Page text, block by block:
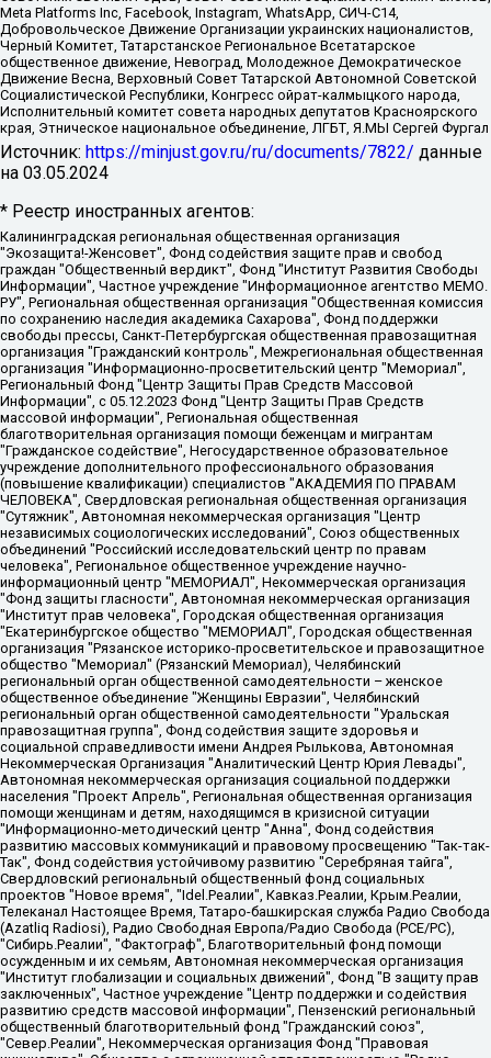
Meta Platforms Inc, Facebook, Instagram, WhatsApp, СИЧ-С14,
Добровольческое Движение Организации украинских националистов,
Черный Комитет, Татарстанское Региональное Всетатарское
общественное движение, Невоград, Молодежное Демократическое
Движение Весна, Верховный Совет Татарской Автономной Советской
Социалистической Республики, Конгресс ойрат-калмыцкого народа,
Исполнительный комитет совета народных депутатов Красноярского
края, Этническое национальное объединение, ЛГБТ, Я.МЫ Сергей Фургал
Источник: https://minjust.gov.ru/ru/documents/7822/ данные
на 03.05.2024
* Реестр иностранных агентов:
Калининградская региональная общественная организация "Экозащита!-Женсовет", Фонд содействия защите прав и свобод граждан "Общественный вердикт", Фонд "Институт Развития Свободы Информации", Частное учреждение "Информационное агентство МЕМО. РУ", Региональная общественная организация "Общественная комиссия по сохранению наследия академика Сахарова", Фонд поддержки свободы прессы, Санкт-Петербургская общественная правозащитная организация "Гражданский контроль", Межрегиональная общественная организация "Информационно-просветительский центр "Мемориал", Региональный Фонд "Центр Защиты Прав Средств Массовой Информации", с 05.12.2023 Фонд "Центр Защиты Прав Средств массовой информации", Региональная общественная благотворительная организация помощи беженцам и мигрантам "Гражданское содействие", Негосударственное образовательное учреждение дополнительного профессионального образования (повышение квалификации) специалистов "АКАДЕМИЯ ПО ПРАВАМ ЧЕЛОВЕКА", Свердловская региональная общественная организация "Сутяжник", Автономная некоммерческая организация "Центр независимых социологических исследований", Союз общественных объединений "Российский исследовательский центр по правам человека", Региональное общественное учреждение научно-информационный центр "МЕМОРИАЛ", Некоммерческая организация "Фонд защиты гласности", Автономная некоммерческая организация "Институт прав человека", Городская общественная организация "Екатеринбургское общество "МЕМОРИАЛ", Городская общественная организация "Рязанское историко-просветительское и правозащитное общество "Мемориал" (Рязанский Мемориал), Челябинский региональный орган общественной самодеятельности – женское общественное объединение "Женщины Евразии", Челябинский региональный орган общественной самодеятельности "Уральская правозащитная группа", Фонд содействия защите здоровья и социальной справедливости имени Андрея Рылькова, Автономная Некоммерческая Организация "Аналитический Центр Юрия Левады", Автономная некоммерческая организация социальной поддержки населения "Проект Апрель", Региональная общественная организация помощи женщинам и детям, находящимся в кризисной ситуации "Информационно-методический центр "Анна", Фонд содействия развитию массовых коммуникаций и правовому просвещению "Так-так-Так", Фонд содействия устойчивому развитию "Серебряная тайга", Свердловский региональный общественный фонд социальных проектов "Новое время", "Idel.Реалии", Кавказ.Реалии, Крым.Реалии, Телеканал Настоящее Время, Татаро-башкирская служба Радио Свобода (Azatliq Radiosi), Радио Свободная Европа/Радио Свобода (PCE/PC), "Сибирь.Реалии", "Фактограф", Благотворительный фонд помощи осужденным и их семьям, Автономная некоммерческая организация "Институт глобализации и социальных движений", Фонд "В защиту прав заключенных", Частное учреждение "Центр поддержки и содействия развитию средств массовой информации", Пензенский региональный общественный благотворительный фонд "Гражданский союз", "Север.Реалии", Некоммерческая организация Фонд "Правовая инициатива", Общество с ограниченной ответственностью "Радио Свободная Европа/Радио Свобода", Чешское информационное агентство "MEDIUM-ORIENT", Красноярская региональная общественная организация "Мы против СПИДа", Камалягин Денис Николаевич, Маркелов Сергей Евгеньевич, Пономарев Лев Александрович, Савицкая Людмила Алексеевна, Автономная некоммерческая организация "Центр по работе с проблемой насилия "НАСИЛИЮ.НЕТ", Межрегиональный профессиональный союз работников здравоохранения "Альянс врачей", Юридическое лицо, зарегистрированное в Латвийской Республике, SIA "Medusa Project" (регистрационный номер 40103797863, дата регистрации 10.06.2014), Некоммерческая организация "Фонд по борьбе с коррупцией", Автономная некоммерческая организация "Институт права и публичной политики", Баданин Роман Сергеевич, Гликин Максим Александрович, Железнова Мария Михайловна, Лукьянова Юлия Сергеевна, Маетная Елизавета Витальевна, Маняхин Петр Борисович, Чуракова Ольга Владимировна, Ярош Юлия Петровна, Юридическое лицо "The Insider SIA", зарегистрированное в Риге, Латвийская Республика (дата регистрации 26.06.2015), являющееся администратором доменного имени интернет-издания "The Insider SIA", https://theins.ru, Постернак Алексей Евгеньевич, Рубин Михаил Аркадьевич, Анин Роман Александрович, Юридическое лицо Istories fonds, зарегистрированное в Латвийской Республике (регистрационный номер 50008295751, дата регистрации 24.02.2020), Великовский Дмитрий Александрович, Долинина Ирина Николаевна, Мароховская Алеся Алексеевна, Шлейнов Роман Юрьевич, Шмагун Олеся Валентиновна, Общество с ограниченной ответственностью "Альтаир 2021", Общество с ограниченной ответственностью "Вега 2021", Общество с ограниченной ответственностью "Главный редактор 2021", Общество с ограниченной ответственностью "Ромашки монолит", Важенков Артем Валерьевич, Ивановская областная общественная организация "Центр гендерных исследований", Гурман Юрий Альбертович, Медиапроект "ОВД-Инфо", Егоров Владимир Владимирович, Жилинский Владимир Александрович, Общество с ограниченной ответственностью "ЗП", Иванова София Юрьевна, Карезина Инна Павловна, Кильтау Екатерина Викторовна, Петров Алексей Викторович, Пискунов Сергей Евгеньевич, Смирнов Сергей Сергеевич, Тихонов Михаил Сергеевич, Общество с ограниченной ответственностью "ЖУРНАЛИСТ-ИНОСТРАННЫЙ АГЕНТ", Арапова Галина Юрьевна, Вольтская Татьяна Анатольевна, Американская компания "Mason G.E.S. Anonymous Foundation" (США), являющаяся владельцем интернет-издания https://mnews.world/, Компания "Stichting Bellingcat", зарегистрированная в Нидерландах (дата регистрации 11.07.2018), Захаров Андрей Вячеславович, Клепиковская Екатерина Дмитриевна, Общество с ограниченной ответственностью "МЕМО", Перл Роман Александрович, Симонов Евгений Алексеевич, Соловьева Елена Анатольевна, Сотников Даниил Владимирович, Сурначева Елизавета Дмитриевна, Автономная некоммерческая организация по защите прав человека и информированию населения "Якутия – Наше Мнение", Общество с ограниченной ответственностью "Москоу диджитал медиа", с 26.01.2023 Общество с ограниченной ответственностью "Чайка Белые сады", Ветошкина Валерия Валерьевна, Заговора Максим Александрович, Межрегиональное общественное движение "Российская ЛГБТ - сеть", Оленичев Максим Владимирович, Павлов Иван Юрьевич, Скворцова Елена Сергеевна, Общество с ограниченной ответственностью "Как бы инагент", Кочетков Игорь Викторович, Общество с ограниченной ответственностью "Честные выборы", Еланчик Олег Александрович, Общество с ограниченной ответственностью "Нобелевский призыв", Гималова Регина Эмилевна, Григорьев Андрей Валерьевич, Григорьева Алина Александровна, Ассоциация по содействию защите прав призывников, альтернативнослужащих и военнослужащих "Правозащитная группа "Гражданин.Армия.Право", Хисамова Регина Фаритовна, Автономная некоммерческая организация по реализации социально-правовых программ "Лилит", Дальневосточное общественное движение "Маяк", Санкт-Петербургская ЛГБТ-инициативная группа "Выход", Инициативная группа ЛГБТ+ "Реверс", Алексеев Андрей Викторович, Бекбулатова Таисия Львовна, Беляев Иван Михайлович, Владыкина Елена Сергеевна, Гельман Марат Александрович, Никульшина Вероника Юрьевна, Толоконникова Надежда Андреевна, Шендерович Виктор Анатольевич, Общество с ограниченной ответственностью "Данное сообщение", Общество с ограниченной ответственностью Издательский дом "Новая глава", Айнбиндер Александра Александровна, Московский комьюнити-центр для ЛГБТ+инициатив, Благотворительный фонд развития филантропии, Deutsche Welle (Германия, Kurt-Schumacher-Strasse 3, 53113 Bonn), Борзунова Мария Михайловна, Воробьев Виктор Викторович, Голубева Анна Львовна, Константинова Алла Михайловна, Малкова Ирина Владимировна, Мурадов Мурад Абдулгалимович, Осетинская Елизавета Николаевна, Понасенков Евгений Николаевич, Ганапольский Матвей Юрьевич, Киселев Евгений Алексеевич, Борухович Ирина Григорьевна, Дремин Иван Тимофеевич, Дубровский Дмитрий Викторович, Красноярская региональная общественная организация поддержки и развития альтернативных образовательных технологий и межкультурных коммуникаций "ИНТЕРРА", Маяковская Екатерина Алексеевна, Фейгин Марк Захарович, Филимонов Андрей Викторович, Дзугкоева Регина Николаевна, Доброхотов Роман Александрович, Дудь Юрий Александрович, Елкин Сергей Владимирович, Кругликов Кирилл Игоревич, Сабунаева Мария Леонидовна, Семенов Алексей Владимирович, Шаинян Карен Багратович, Шульман Екатерина Михайловна, Асафьев Артур Валерьевич, Вахштайн Виктор Семенович, Венедиктов Алексей Алексеевич, Лушникова Екатерина Евгеньевна, Волков Леонид Михайлович, Невзоров Александр Глебович, Пархоменко Сергей Борисович, Сироткин Ярослав Николаевич, Кара-Мурза Владимир Владимирович, Баранова Наталья Владимировна, Гозман Леонид Яковлевич, Кагарлицкий Борис Юльевич, Климарев Михаил Валерьевич, Милов Владимир Станиславович, Автономная некоммерческая организация Краснодарский центр современного искусства "Типография", Моргенштерн Алишер Тагирович, Соболь Любовь Эдуардовна, Общество с ограниченной ответственностью "ЛИЗА НОРМ", Каспаров Гарри Кимович, Ходорковский Михаил Борисович, Общество с ограниченной ответственностью "Апрельские тезисы", Данилович Ирина Брониславовна, Кашин Олег Владимирович, Петров Николай Владимирович, Пивоваров Алексей Владимирович, Соколов Михаил Владимирович, Цветкова Юлия Владимировна, Чичваркин Евгений Александрович, Комитет против пыток/Команда против пыток, Общество с ограниченной ответственностью "Первый научный", Общество с ограниченной ответственностью "Вертолет и ко", Белоцерковская Вероника Борисовна, Кац Максим Евгеньевич, Лазарева Татьяна Юрьевна, Шаведдинов Руслан Табризович, Яшин Илья Валерьевич, Общество с ограниченной ответственностью "Иноагент ААВ", Алешковский Дмитрий Петрович, Альбац Евгения Марковна, Быков Дмитрий Львович, Галямина Юлия Евгеньевна, Лойко Сергей Леонидович, Мартынов Кирилл Константинович, Медведев Сергей Александрович, Крашенинников Федор Геннадиевич, Гордеева Катерина Вл